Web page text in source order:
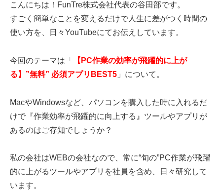
こんにちは！FunTre株式会社代表の谷田部です。
すごく簡単なことを変えるだけで人生に差がつく時間の
使い方を、日々YouTubeにてお伝えしています。
今回のテーマは「
【PC作業の効率が飛躍的に上が
る】”無料” 必須アプリBEST5 」について。
MacやWindowsなど、パソコンを購入した時に入れるだ
けで『作業効率が飛躍的に向上する』ツールやアプリが
あるのはご存知でしょうか？
私の会社はWEBの会社なので、常に“旬の”PC作業が飛躍
的に上がるツールやアプリを社員を含め、日々研究して
います。